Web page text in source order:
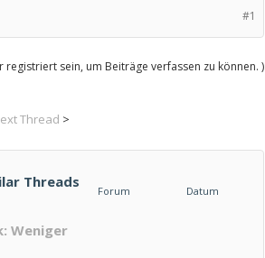
#1
sein, um Beiträge verfassen zu können. )
Thread >
Threads
Forum Datum
Weniger